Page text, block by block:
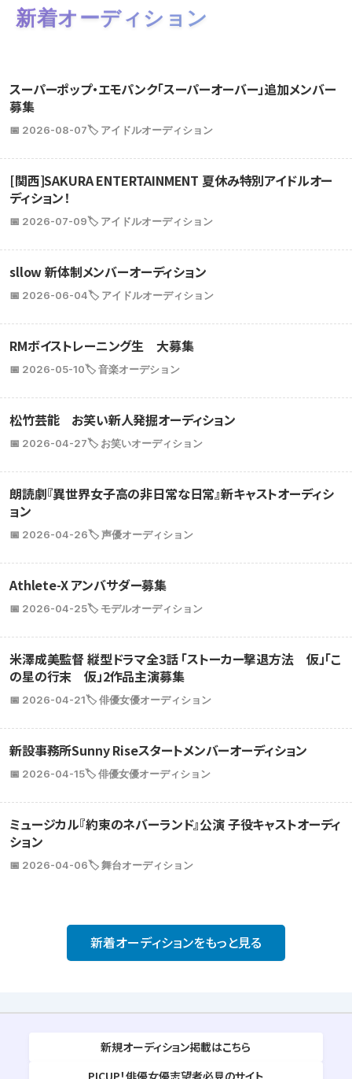
新着オーディション
スーパーポップ・エモパンク「スーパーオーバー」追加メンバー
募集
📅 2026-08-07🏷️ アイドルオーディション
[関西]SAKURA ENTERTAINMENT 夏休み特別アイドルオー
ディション！
📅 2026-07-09🏷️ アイドルオーディション
sllow 新体制メンバーオーディション
📅 2026-06-04🏷️ アイドルオーディション
RMボイストレーニング生 大募集
📅 2026-05-10🏷️ 音楽オーデション
松竹芸能 お笑い新人発掘オーディション
📅 2026-04-27🏷️ お笑いオーディション
朗読劇『異世界女子高の非日常な日常』新キャストオーディシ
ョン
📅 2026-04-26🏷️ 声優オーディション
Athlete-X アンバサダー募集
📅 2026-04-25🏷️ モデルオーディション
米澤成美監督 縦型ドラマ全3話 「ストーカー撃退方法 仮」「こ
の星の行末 仮」2作品主演募集
📅 2026-04-21🏷️ 俳優女優オーディション
新設事務所Sunny Riseスタートメンバーオーディション
📅 2026-04-15🏷️ 俳優女優オーディション
ミュージカル『約束のネバーランド』公演 子役キャストオーディ
ション
📅 2026-04-06🏷️ 舞台オーディション
新着オーディションをもっと見る
新規オーディション掲載はこちら